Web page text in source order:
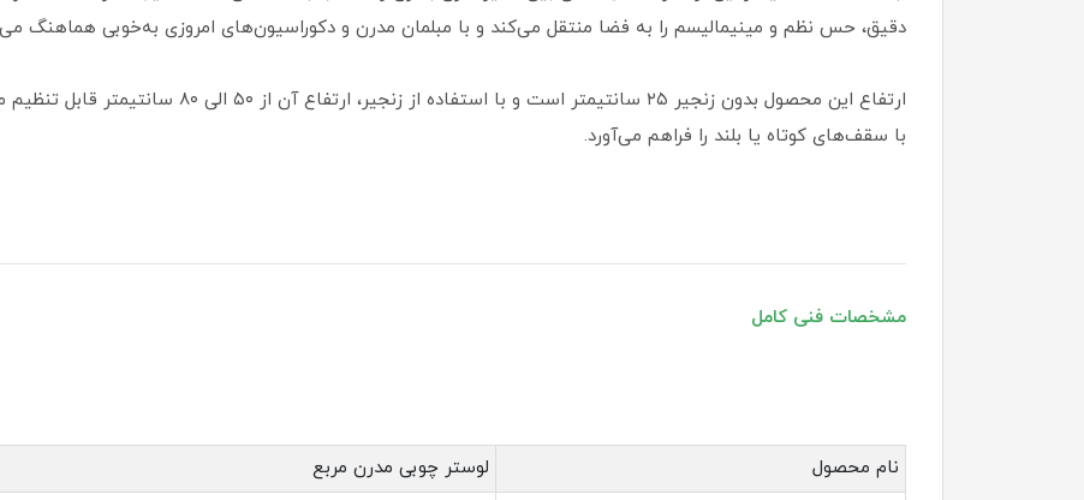
دقیق، حس نظم و مینیمالیسم را به فضا منتقل می‌کند و با مبلمان مدرن و دکوراسیون‌های امروزی به‌خوبی هماهنگ
ارتفاع این محصول بدون زنجیر ۲۵ سانتیمتر است و
با سقف‌های کوتاه یا بلند را فراهم می‌آورد.
مشخصات فنی کامل
نام محصول
لوستر چوبی مدرن مربع